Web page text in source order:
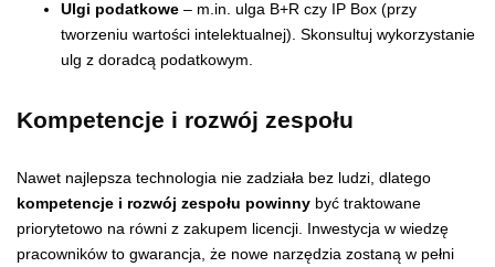
Ulgi podatkowe – m.in. ulga B+R czy IP Box (przy
tworzeniu wartości intelektualnej). Skonsultuj wykorzystanie
ulg z doradcą podatkowym.
Kompetencje i rozwój zespołu
Nawet najlepsza technologia nie zadziała bez ludzi, dlatego
kompetencje i rozwój zespołu powinny być traktowane
priorytetowo na równi z zakupem licencji. Inwestycja w wiedzę
pracowników to gwarancja, że nowe narzędzia zostaną w pełni